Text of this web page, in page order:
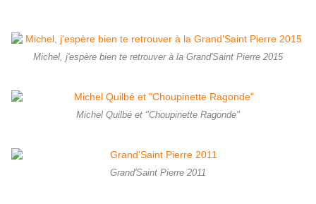
Michel, j'espère bien te retrouver à la Grand'Saint Pierre 2015
Michel Quilbé et "Choupinette Ragonde"
Grand'Saint Pierre 2011